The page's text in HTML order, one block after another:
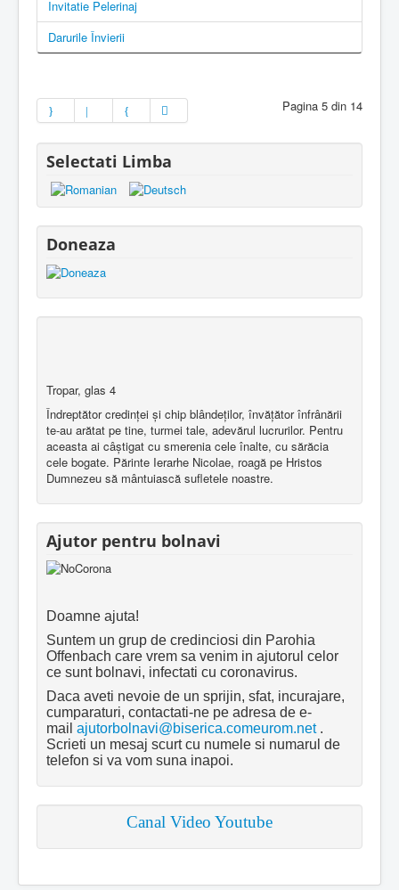
Invitatie Pelerinaj
Darurile Învierii
Pagina 5 din 14
Selectati Limba
Doneaza
Tropar, glas 4
Îndreptător credinţei şi chip blândeţilor, învăţător înfrânării
te-au arătat pe tine, turmei tale, adevărul lucrurilor. Pentru
aceasta ai câştigat cu smerenia cele înalte, cu sărăcia
cele bogate. Părinte Ierarhe Nicolae, roagă pe Hristos
Dumnezeu să mântuiască sufletele noastre.
Ajutor pentru bolnavi
Doamne ajuta!
Suntem un grup de credinciosi din Parohia
Offenbach care vrem sa venim in ajutorul celor
ce sunt bolnavi, infectati cu coronavirus.
Daca aveti nevoie de un sprijin, sfat, incurajare,
cumparaturi, contactati-ne pe adresa de e-
mail ajutorbolnavi@biserica.comeurom.net.
Scrieti un mesaj scurt cu numele si numarul de
telefon si va vom suna inapoi.
Canal Video Youtube